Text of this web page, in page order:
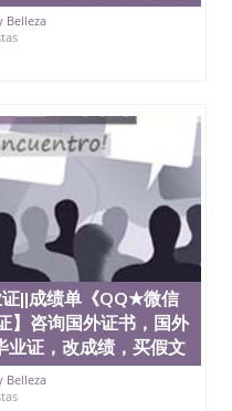
Belleza
||成绩单《QQ★微信
咨询国外证书，国外
业证，改成绩，买假文
Belleza